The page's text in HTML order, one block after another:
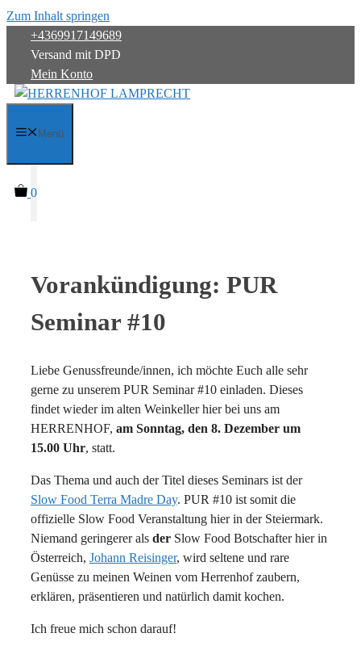
Zum Inhalt springen
+4369917149689
Versand mit DPD
Mein Konto
Menü
0
Vorankündigung: PUR
Seminar #10
Liebe Genussfreunde/innen, ich möchte Euch alle sehr
gerne zu unserem PUR Seminar #10 einladen. Dieses
findet wieder im alten Weinkeller hier bei uns am
HERRENHOF, am Sonntag, den 8. Dezember um
15.00 Uhr, statt.
Das Thema und auch der Titel dieses Seminars ist der
Slow Food Terra Madre Day. PUR #10 ist somit die
offizielle Slow Food Veranstaltung hier in der Steiermark.
Niemand geringerer als der Slow Food Botschafter hier in
Österreich, Johann Reisinger, wird seltene und rare
Genüsse zu meinen Weinen vom Herrenhof zaubern,
erklären, präsentieren und natürlich damit kochen.
Ich freue mich schon darauf!